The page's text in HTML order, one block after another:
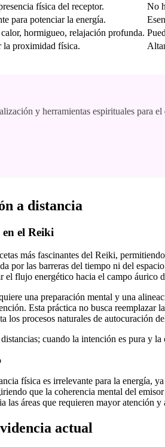
física del receptor.
No
para potenciar la energía.
hormigueo, relajación profunda.
la proximidad física.
y herramientas espirituales para
a distancia
el Reiki
más fascinantes del Reiki,
por las barreras del tiempo ni del
el flujo energético hacia el campo áurico
una preparación mental y una
Esta práctica no busca
los procesos naturales de autocuración
cuando la intención es pura y
física es irrelevante para la energía,
que la coherencia mental del
las áreas que requieren mayor atención
actual